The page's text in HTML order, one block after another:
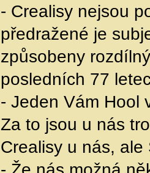
- Crealisy nejsou
předražené je
způsobeny
posledních 77
- Jeden Vám Hool
Za to jsou u nás
Crealisy u nás, ale